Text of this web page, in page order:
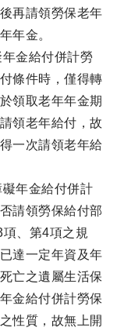
再請領勞保老年
年金。
金給付併計勞
條件時，僅得轉
領取老年年金期
領老年給付，故
一次請領老年給
年金給付併計
請領勞保給付部
、第4項之規
達一定年資及年
亡之遺屬生活保
金給付併計勞保
性質，故無上開